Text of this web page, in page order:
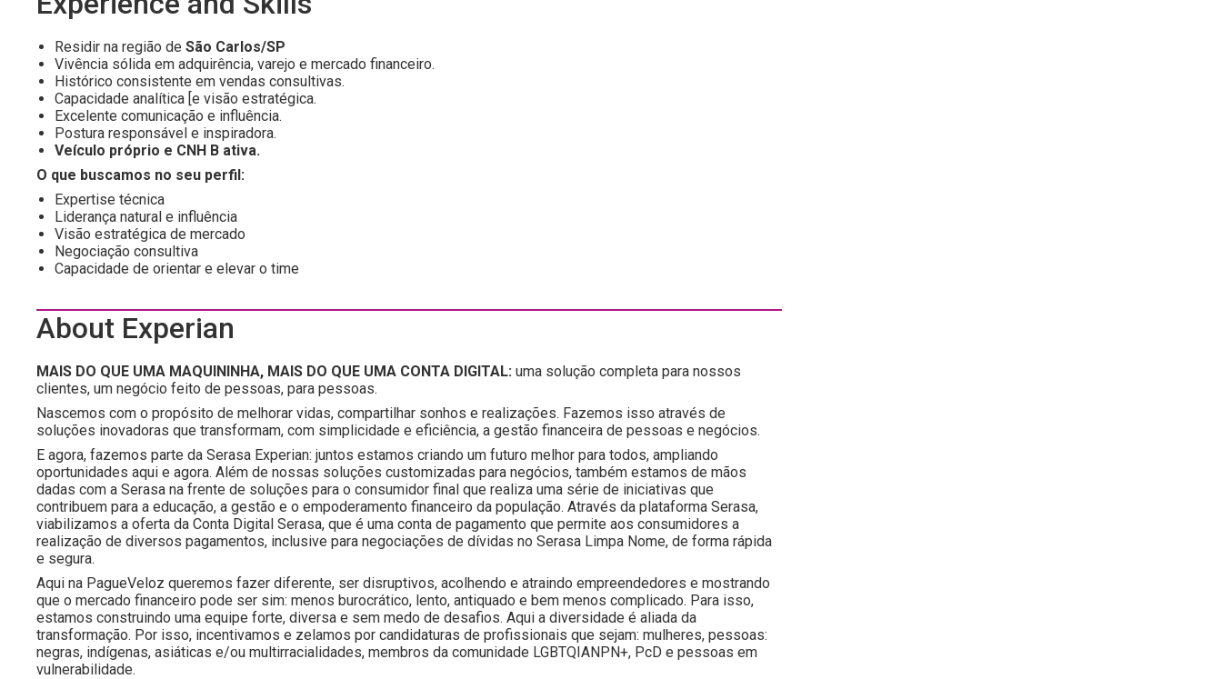
Residir na região de São Carlos/SP
Vivência sólida em adquirência, varejo e mercado financeiro.
Histórico consistente em vendas consultivas.
Capacidade analítica [e visão estratégica.
Excelente comunicação e influência.
Postura responsável e inspiradora.
Veículo próprio e CNH B ativa.
O que buscamos no seu perfil:
Expertise técnica
Liderança natural e influência
Visão estratégica de mercado
Negociação consultiva
Capacidade de orientar e elevar o time
About Experian
MAIS DO QUE UMA MAQUININHA, MAIS DO QUE UMA CONTA DIGITAL: uma solução completa para nossos
clientes, um negócio feito de pessoas, para pessoas.
Nascemos com o propósito de melhorar vidas, compartilhar sonhos e realizações. Fazemos isso através de
soluções inovadoras que transformam, com simplicidade e eficiência, a gestão financeira de pessoas e negócios.
E agora, fazemos parte da Serasa Experian: juntos estamos criando um futuro melhor para todos, ampliando
oportunidades aqui e agora. Além de nossas soluções customizadas para negócios, também estamos de mãos
dadas com a Serasa na frente de soluções para o consumidor final que realiza uma série de iniciativas que
contribuem para a educação, a gestão e o empoderamento financeiro da população. Através da plataforma Serasa,
viabilizamos a oferta da Conta Digital Serasa, que é uma conta de pagamento que permite aos consumidores a
realização de diversos pagamentos, inclusive para negociações de dívidas no Serasa Limpa Nome, de forma rápida
e segura.
Aqui na PagueVeloz queremos fazer diferente, ser disruptivos, acolhendo e atraindo empreendedores e mostrando
que o mercado financeiro pode ser sim: menos burocrático, lento, antiquado e bem menos complicado. Para isso,
estamos construindo uma equipe forte, diversa e sem medo de desafios. Aqui a diversidade é aliada da
transformação. Por isso, incentivamos e zelamos por candidaturas de profissionais que sejam: mulheres, pessoas:
negras, indígenas, asiáticas e/ou multirracialidades, membros da comunidade LGBTQIANPN+, PcD e pessoas em
vulnerabilidade.